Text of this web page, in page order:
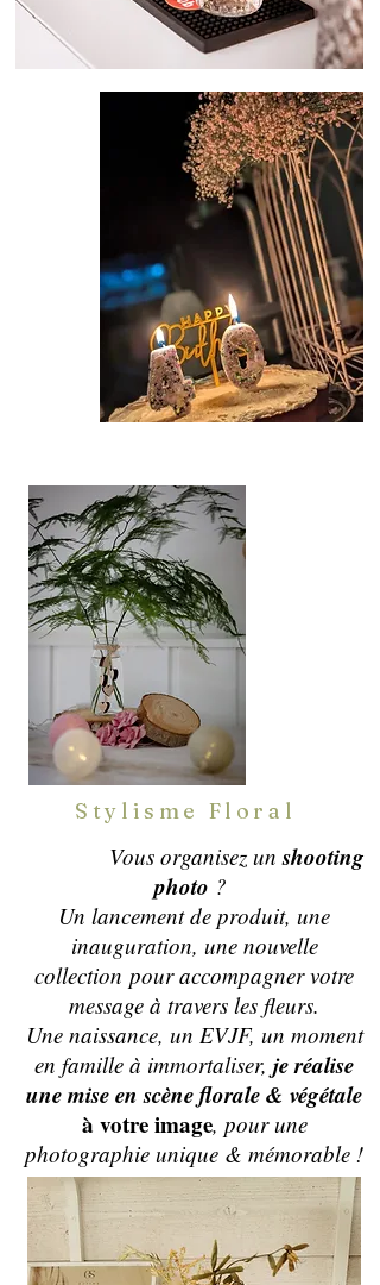
Stylisme Floral
Vous organisez unshooting
photo ?
Un lancement de produit, une
inauguration, une nouvelle
collection pour accompagner votre
message à travers les fleurs.
Une naissance, un EVJF, un moment
en famille à immortaliser, je réalise
une miseen scène florale & végétale
à votre image, pour une
photographie unique & mémorable !